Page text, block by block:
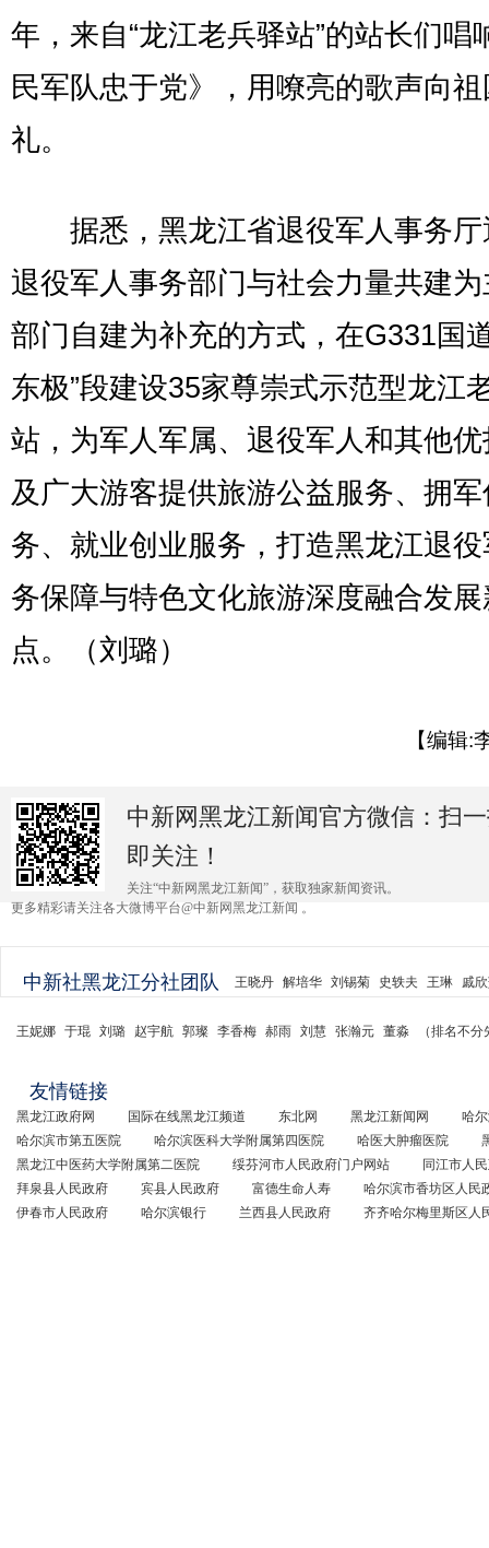
年，来自“龙江老兵驿站”的站长们唱
民军队忠于党》，用嘹亮的歌声向
礼。
据悉，黑龙江省退役军人事务厅
退役军人事务部门与社会力量共建
部门自建为补充的方式，在G331国
东极”段建设35家尊崇式示范型龙江
站，为军人军属、退役军人和其他
及广大游客提供旅游公益服务、拥
务、就业创业服务，打造黑龙江退
务保障与特色文化旅游深度融合发
点。（刘璐）
【编辑:
中新网黑龙江新闻官方微信：扫
即关注！
关注“中新网黑龙江新闻”，获取独家新闻资讯。
更多精彩请关注各大微博平台@中新网黑龙江新闻 。
中新社黑龙江分社团队 王晓丹 解培华 刘锡菊 史轶夫 王琳 戚
王妮娜 于琨 刘璐 赵宇航 郭璨 李香梅 郝雨 刘慧 张瀚元 董淼 （排名不
友情链接
黑龙江政府网 国际在线黑龙江频道 东北网 黑龙江新闻网
哈
哈尔滨市第五医院
哈尔滨医科大学附属第四医院 哈医大肿瘤医院
黑龙江中医药大学附属第二医院
绥芬河市人民政府门户网站
同江市人
拜泉县人民政府
宾县人民政府 富德生命人寿
哈尔滨市香坊区人民
伊春市人民政府
哈尔滨银行 兰西县人民政府 齐齐哈尔梅里斯区人